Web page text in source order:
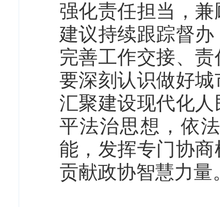
强化责任担当，
建议持续跟踪督
完善工作交接、
要深刻认识做好
汇聚建设现代化
平法治思想，依
能，发挥专门协
贡献政协智慧力量